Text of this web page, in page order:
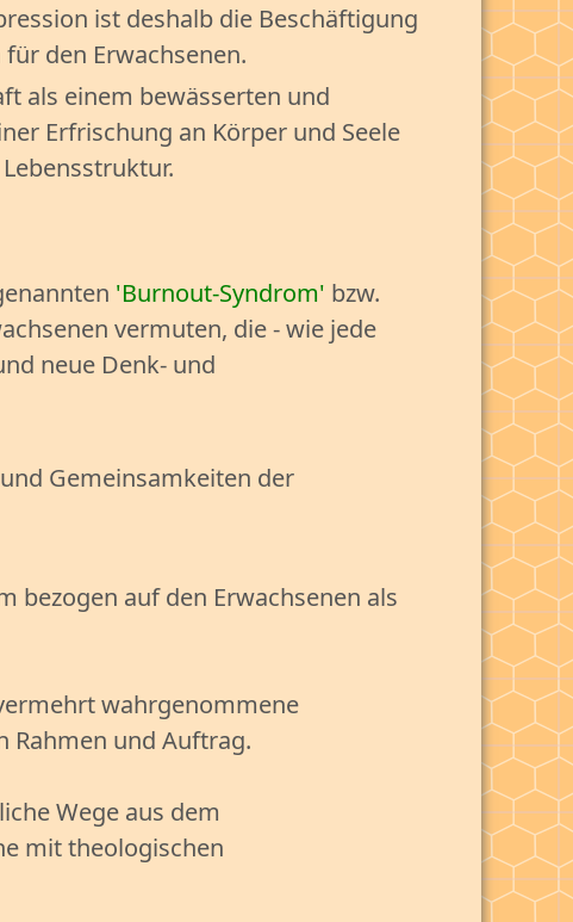
ist deshalb die Beschäftigung
den Erwachsenen.
als einem bewässerten und
Erfrischung an Körper und Seele
Burnout-Syndrom bzw.
vermuten, die - wie jede
neue Denk- und
Gemeinsamkeiten der
bezogen auf den Erwachsenen als
wahrgenommene
Rahmen und Auftrag.
Wege aus dem
mit theologischen